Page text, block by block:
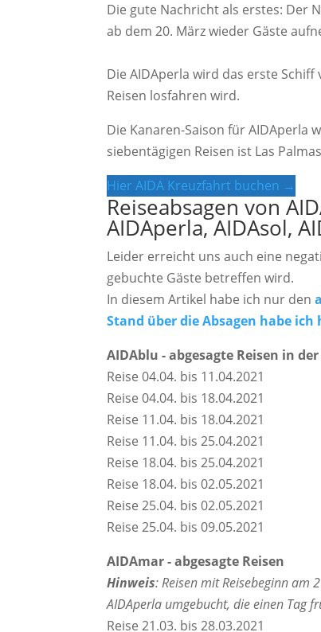
Die gute Nachricht als erstes: Der
ab dem 20. März wieder Gäste
Die AIDAperla wird das erste
Reisen losfahren wird.
Die Kanaren-Saison für AIDAperla
siebentägigen Reisen ist Las
Hier AIDA Kreuzfahrt buchen →
Reiseabsagen von
AIDAperla, AIDAsol,
Leider erreicht uns auch eine
gebuchte Gäste betreffen wird.
In diesem Artikel habe ich nur den
Stand über die Absagen habe
AIDAblu - abgesagte Reisen in
Reise 04.04. bis 11.04.2021
Reise 04.04. bis 18.04.2021
Reise 11.04. bis 18.04.2021
Reise 11.04. bis 25.04.2021
Reise 18.04. bis 25.04.2021
Reise 18.04. bis 02.05.2021
Reise 25.04. bis 02.05.2021
Reise 25.04. bis 09.05.2021
AIDAmar - abgesagte Reisen
Hinweis: Reisen mit Reisebeginn am
AIDAperla umgebucht, die einen Tag
Reise 21.03. bis 28.03.2021